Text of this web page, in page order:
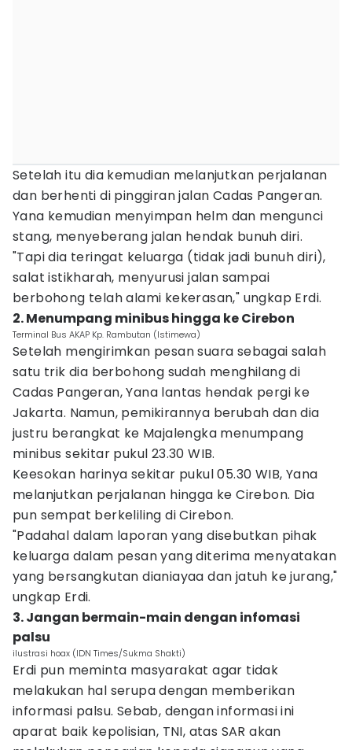
Setelah itu dia kemudian melanjutkan perjalanan
dan berhenti di pinggiran jalan Cadas Pangeran.
Yana kemudian menyimpan helm dan mengunci
stang, menyeberang jalan hendak bunuh diri.
"Tapi dia teringat keluarga (tidak jadi bunuh diri),
salat istikharah, menyurusi jalan sampai
berbohong telah alami kekerasan," ungkap Erdi.
2. Menumpang minibus hingga ke Cirebon
Terminal Bus AKAP Kp. Rambutan (Istimewa)
Setelah mengirimkan pesan suara sebagai salah
satu trik dia berbohong sudah menghilang di
Cadas Pangeran, Yana lantas hendak pergi ke
Jakarta. Namun, pemikirannya berubah dan dia
justru berangkat ke Majalengka menumpang
minibus sekitar pukul 23.30 WIB.
Keesokan harinya sekitar pukul 05.30 WIB, Yana
melanjutkan perjalanan hingga ke Cirebon. Dia
pun sempat berkeliling di Cirebon.
"Padahal dalam laporan yang disebutkan pihak
keluarga dalam pesan yang diterima menyatakan
yang bersangkutan dianiayaa dan jatuh ke jurang,"
ungkap Erdi.
3. Jangan bermain-main dengan infomasi
palsu
ilustrasi hoax (IDN Times/Sukma Shakti)
Erdi pun meminta masyarakat agar tidak
melakukan hal serupa dengan memberikan
informasi palsu. Sebab, dengan informasi ini
aparat baik kepolisian, TNI, atas SAR akan